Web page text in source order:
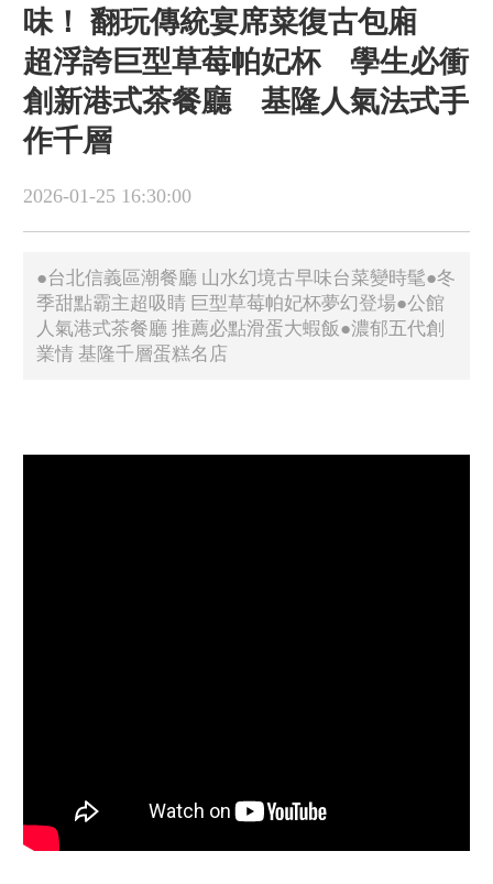
味！ 翻玩傳統宴席菜復古包廂
超浮誇巨型草莓帕妃杯 學生必衝
創新港式茶餐廳 基隆人氣法式手
作千層
2026-01-25 16:30:00
●台北信義區潮餐廳 山水幻境古早味台菜變時髦●冬
季甜點霸主超吸睛 巨型草莓帕妃杯夢幻登場●公館
人氣港式茶餐廳 推薦必點滑蛋大蝦飯●濃郁五代創
業情 基隆千層蛋糕名店